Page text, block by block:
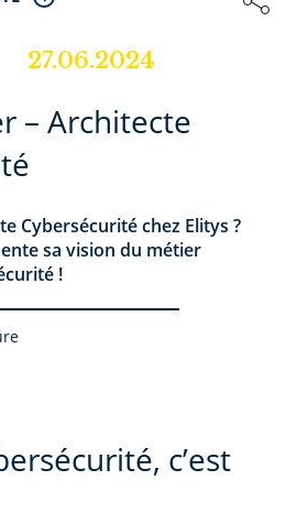
27.06.2024
– Architecte
Cybersécurité chez Elitys ?
sa vision du métier
!
c’est